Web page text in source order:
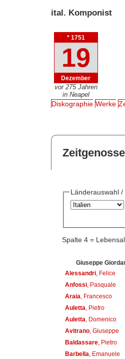
ital. Komponist
* 1751
19
Dezember
vor 275 Jahren
in Neapel
Diskographie Werke
Länderauswahl /
Spalte 4 =
Giuseppe
Alessandri, Felice
Anfossi, Pasquale
Araia , Francesco
Auletta , Pietro
Auletta , Domenico
Avitrano, Giuseppe
Baldassare, Pietro
Barbella , Emanuele